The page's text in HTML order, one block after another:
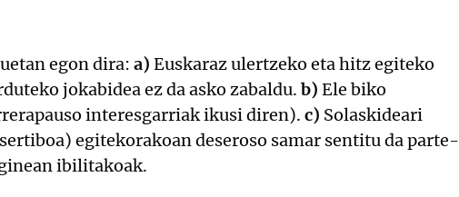
egon dira: a) Euskaraz ulertzeko eta hitz egiteko
jokabidea ez da asko zabaldu. b) Ele biko
interesgarriak ikusi diren). c) Solaskideari
egitekorakoan deseroso samar sentitu da parte-
ibilitakoak.